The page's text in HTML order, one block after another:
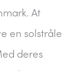
At
en solstråle
deres